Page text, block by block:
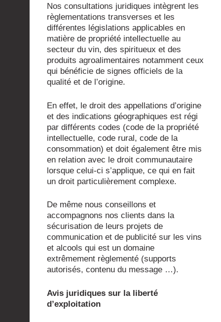
Nos consultations juridiques intègrent les
règlementations transverses et les
différentes législations applicables en
matière de propriété intellectuelle au
secteur du vin, des spiritueux et des
produits agroalimentaires notamment ceux
qui bénéficie de signes officiels de la
qualité et de l’origine.
En effet, le droit des appellations d’origine
et des indications géographiques est régi
par différents codes (code de la propriété
intellectuelle, code rural, code de la
consommation) et doit également être mis
en relation avec le droit communautaire
lorsque celui-ci s’applique, ce qui en fait
un droit particulièrement complexe.
De même nous conseillons et
accompagnons nos clients dans la
sécurisation de leurs projets de
communication et de publicité sur les vins
et alcools qui est un domaine
extrêmement règlementé (supports
autorisés, contenu du message …).
Avis juridiques sur la liberté
d’exploitation